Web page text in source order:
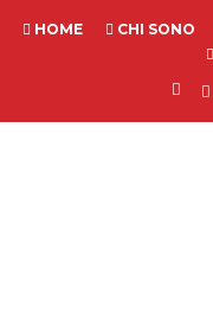
HOME CHI SONO